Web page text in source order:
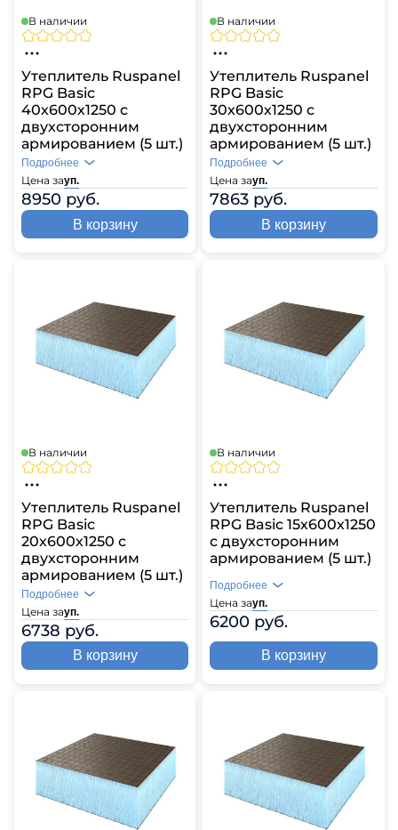
В наличии
Утеплитель Ruspanel
RPG Basic
40х600х1250 с
двухсторонним
армированием (5 шт.)
Цена зауп.
8950 руб.
Подробнее
В корзину
В наличии
Утеплитель Ruspanel
RPG Basic
30х600х1250 с
двухсторонним
армированием (5 шт.)
Цена зауп.
7863 руб.
Подробнее
В корзину
В наличии
Утеплитель Ruspanel
RPG Basic
20х600х1250 с
двухсторонним
армированием (5 шт.)
Цена зауп.
6738 руб.
Подробнее
В корзину
В наличии
Утеплитель Ruspanel
RPG Basic 15х600х1250
с двухсторонним
армированием (5 шт.)
Цена зауп.
6200 руб.
Подробнее
В корзину